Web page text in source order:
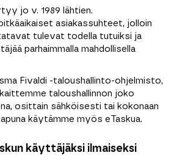
jo v. 1989 lähtien.
asiakassuhteet, jolloin
tulevat todella tutuiksi ja
parhaimmalla mahdollisella
Fivaldi -taloushallinto-ohjelmisto,
taloushallinnon joko
osittain sähköisesti tai kokonaan
käytämme myös eTaskua.
käyttäjäksi ilmaiseksi